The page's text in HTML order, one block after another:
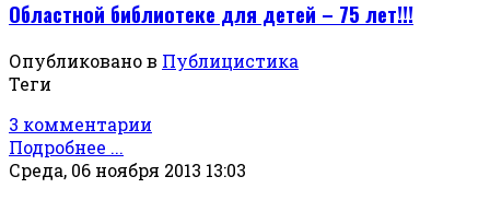
Областной библиотеке для детей – 75 лет!!!
Опубликовано в Публицистика
Теги
3 комментарии
Подробнее ...
Среда, 06 ноября 2013 13:03